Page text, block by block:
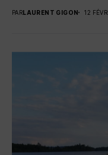
PAR LAURENT GIGON 12